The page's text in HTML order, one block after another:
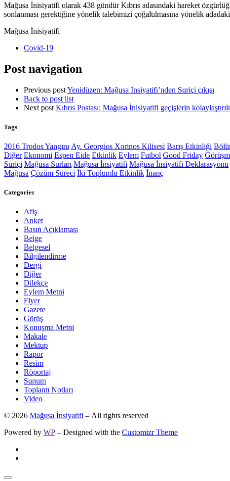
Mağusa İnisiyatifi olarak 438 gündür Kıbrıs adasındaki hareket
sonlanması gerektiğine yönelik talebimizi çoğaltılmasına yönelik
Mağusa İnisiyatifi
Covid-19
Post navigation
Previous postYenidüzen: Mağusa İnsiyatifi’nden Suriçi çıkışı
Back to post list
Next post Kıbrıs Postası: Mağusa İnisiyatifi geçişlerin
Tags
2016 Trodos Yangını Ay. Georgios Xorinos Kilisesi Barış Etkinliği
Diğer Ekonomi Espen Eide Etkinlik Eylem Futbol Good Friday
Suriçi Mağusa Surları Mağusa İnsiyatifi Mağusa İnsiyatifi Deklarasyonu
Mağusa Çözüm Süreci İki Toplumlu Etkinlik İnanç
Categories
Afiş
Anket
Basın Açıklaması
Belge
Belgesel
Bilgilendirme
Dergi
Diğer
Dilekçe
Eylem Metni
Flyer
Gazete
Görüş
Konuşma Metni
Makale
Mektup
Rapor
Resim
Röportaj
Sunum
Toplantı Notları
Video
© 2026 Mağusa İnsiyatifi – All rights reserved
Powered by WP – Designed with the Customizr Theme